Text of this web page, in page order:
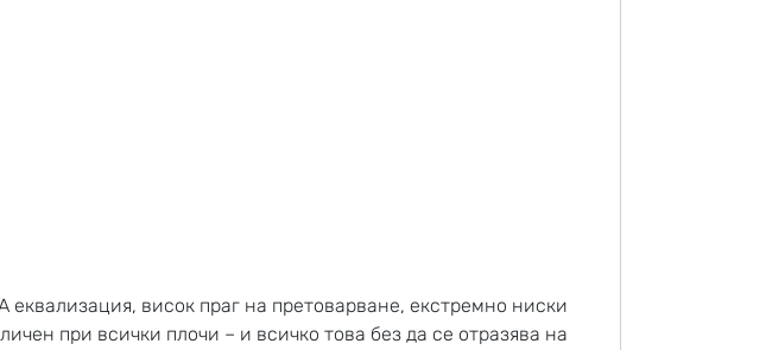
еквализация, висок праг на претоварване, екстремно ниски
при всички плочи – и всичко това без да се отразява на